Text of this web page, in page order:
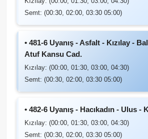
Semt: (00:30, 02:00, 03:30 05:00)
• 481-6 Uyanış - Asfalt - Kızılay -
Atuf Kansu Cad.
Kızılay: (00:00, 01:30, 03:00, 04:30)
Semt: (00:30, 02:00, 03:30 05:00)
• 482-6 Uyanış - Hacıkadın - Ulus -
Kızılay: (00:00, 01:30, 03:00, 04:30)
Semt: (00:30, 02:00, 03:30 05:00)